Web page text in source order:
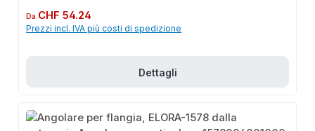
Prezzo normale:
Da CHF 54.24
Prezzi incl. IVA più costi di spedizione
Dettagli